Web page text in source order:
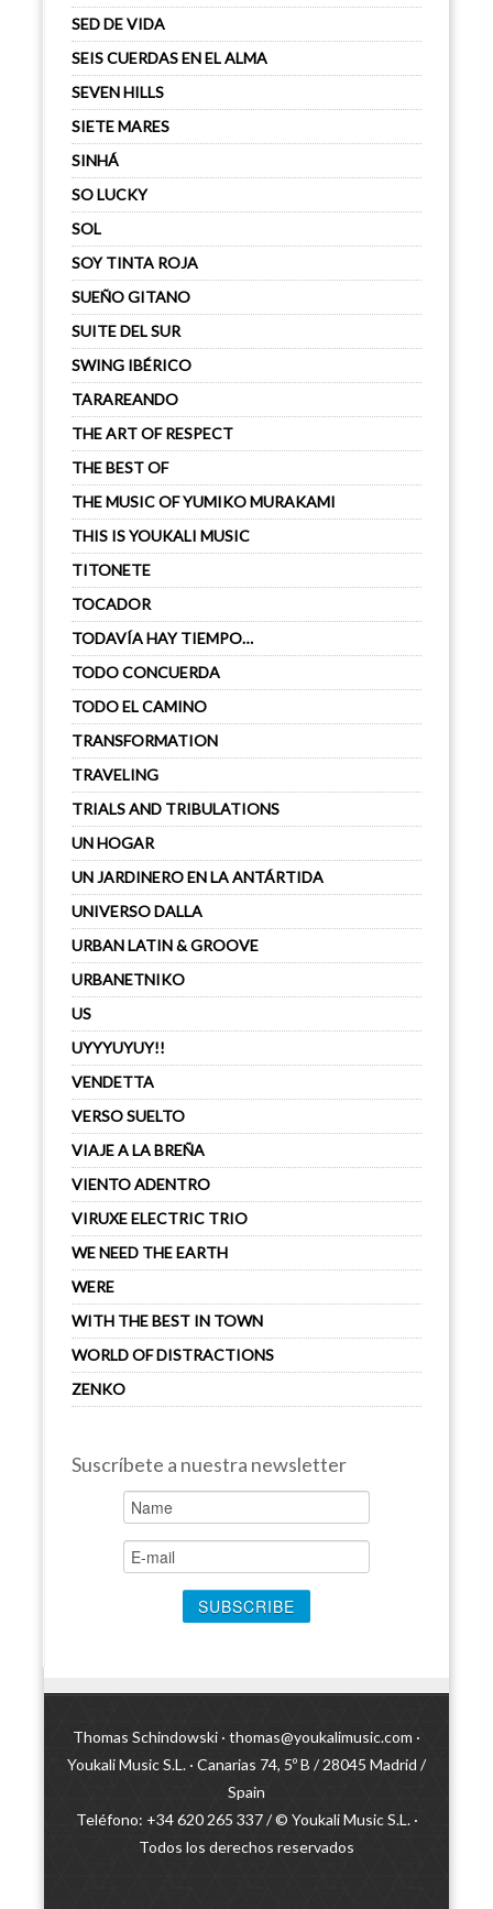
SED DE VIDA
SEIS CUERDAS EN EL ALMA
SEVEN HILLS
SIETE MARES
SINHÁ
SO LUCKY
SOL
SOY TINTA ROJA
SUEÑO GITANO
SUITE DEL SUR
SWING IBÉRICO
TARAREANDO
THE ART OF RESPECT
THE BEST OF
THE MUSIC OF YUMIKO MURAKAMI
THIS IS YOUKALI MUSIC
TITONETE
TOCADOR
TODAVÍA HAY TIEMPO…
TODO CONCUERDA
TODO EL CAMINO
TRANSFORMATION
TRAVELING
TRIALS AND TRIBULATIONS
UN HOGAR
UN JARDINERO EN LA ANTÁRTIDA
UNIVERSO DALLA
URBAN LATIN & GROOVE
URBANETNIKO
US
UYYYUYUY!!
VENDETTA
VERSO SUELTO
VIAJE A LA BREÑA
VIENTO ADENTRO
VIRUXE ELECTRIC TRIO
WE NEED THE EARTH
WERE
WITH THE BEST IN TOWN
WORLD OF DISTRACTIONS
ZENKO
Suscríbete a nuestra newsletter
Thomas Schindowski · thomas@youkalimusic.com ·
Youkali Music S.L. · Canarias 74, 5º B / 28045 Madrid /
Spain
Teléfono: +34 620 265 337 / © Youkali Music S.L. ·
Todos los derechos reservados